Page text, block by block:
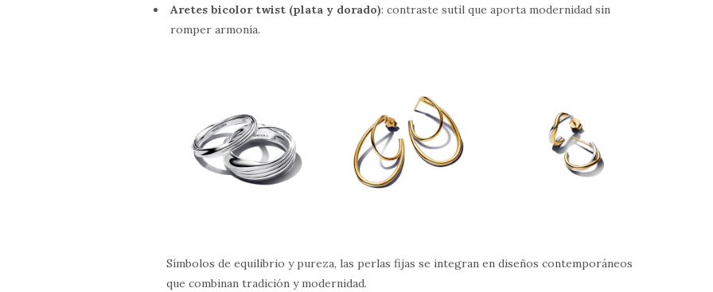
Aretes bicolor twist (plata y dorado): contraste sutil que aporta modernidad sin
romper armonía.
Símbolos de equilibrio y pureza, las perlas fijas se integran en diseños contemporáneos
que combinan tradición y modernidad.